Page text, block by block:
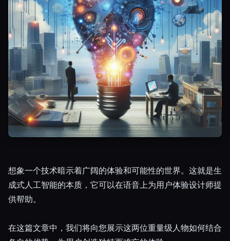
Esc
想象一个技术暗示着广阔的体验和可能性的世界。这就是生
成式人工智能的本质，它可以在语音上为用户体验设计师提
供帮助。
在这篇文章中，我们将向您展示这两位重量级人物如何结合